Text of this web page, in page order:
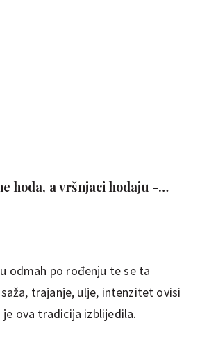
hoda, a vršnjaci hodaju -
odmah po rođenju te se ta
trajanje, ulje, intenzitet ovisi
ova tradicija izblijedila.